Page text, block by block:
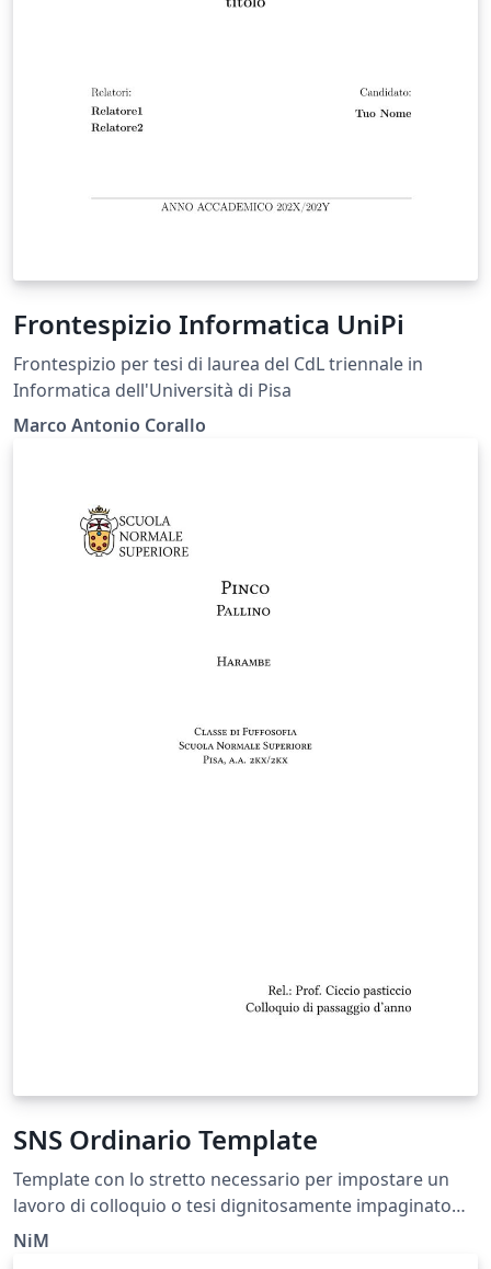
Frontespizio Informatica UniPi
Frontespizio per tesi di laurea del CdL triennale in
Informatica dell'Università di Pisa
Marco Antonio Corallo
SNS Ordinario Template
Template con lo stretto necessario per impostare un
lavoro di colloquio o tesi dignitosamente impaginato
secondo le norme tipografiche impartite dall'Università
NiM